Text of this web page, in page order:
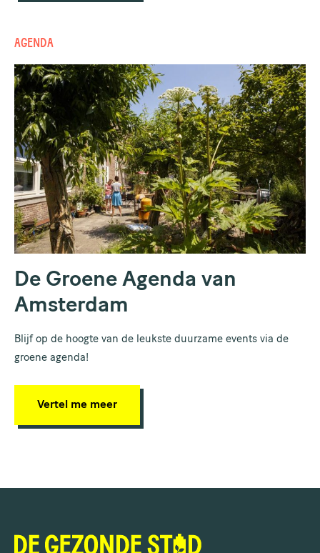
AGENDA
De Groene Agenda van
Amsterdam
Blijf op de hoogte van de leukste duurzame events via de
groene agenda!
Vertel me meer